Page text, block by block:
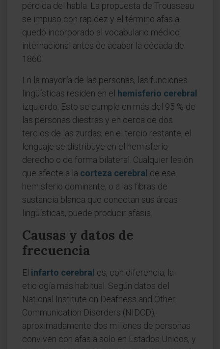
pérdida del habla. La propuesta de Trousseau
se impuso con rapidez y el término afasia
quedó incorporado al vocabulario médico
internacional antes de acabar la década de
1860.
En la mayoría de las personas, las funciones
lingüísticas residen en el
hemisferio cerebral
izquierdo. Esto se cumple en más del 95 % de
las personas diestras y en cerca de dos
tercios de las zurdas; en el tercio restante, el
lenguaje se distribuye en el hemisferio
derecho o de forma bilateral. Cualquier lesión
que afecte a la corteza cerebral de ese
hemisferio dominante, o a las fibras de
sustancia blanca que conectan sus áreas
lingüísticas, puede producir afasia.
Causas y datos de
frecuencia
El infarto cerebral es, con diferencia, la
etiología más habitual. Según datos del
National Institute on Deafness and Other
Communication Disorders (NIDCD),
aproximadamente dos millones de personas
conviven con afasia solo en Estados Unidos, y